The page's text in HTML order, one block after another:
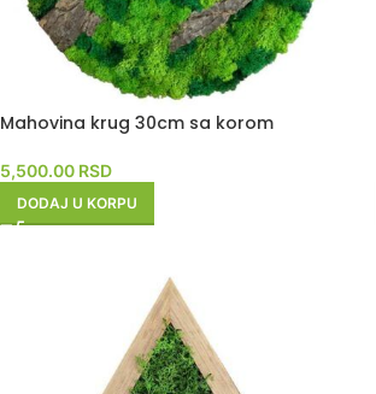
Mahovina krug 30cm sa korom
5,500.00 RSD
DODAJ U KORPU